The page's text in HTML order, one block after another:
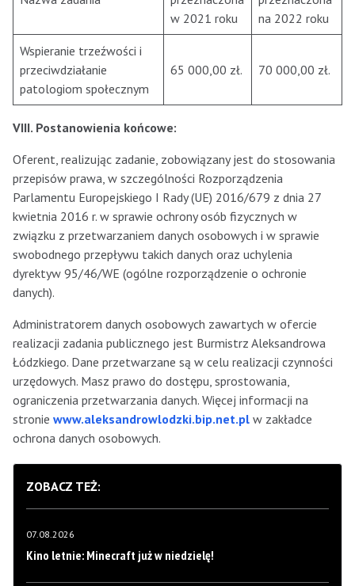
w 2021 roku
na 2022 roku
Wspieranie trzeźwości i
przeciwdziałanie
patologiom społecznym
65 000,00 zł. 70 000,00 zł.
VIII. Postanowienia końcowe:
Oferent, realizując zadanie, zobowiązany jest do stosowania
przepisów prawa, w szczególności Rozporządzenia
Parlamentu Europejskiego I Rady (UE) 2016/679 z dnia 27
kwietnia 2016 r. w sprawie ochrony osób fizycznych w
związku z przetwarzaniem danych osobowych i w sprawie
swobodnego przepływu takich danych oraz uchylenia
dyrektyw 95/46/WE (ogólne rozporządzenie o ochronie
danych).
Administratorem danych osobowych zawartych w ofercie
realizacji zadania publicznego jest Burmistrz Aleksandrowa
Łódzkiego. Dane przetwarzane są w celu realizacji czynności
urzędowych. Masz prawo do dostępu, sprostowania,
ograniczenia przetwarzania danych. Więcej informacji na
stronie www.aleksandrowlodzki.bip.net.pl w zakładce
ochrona danych osobowych.
ZOBACZ TEŻ:
07.08.2026
Kino letnie: Minecraft już w niedzielę!